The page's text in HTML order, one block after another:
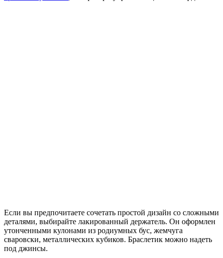
Если вы предпочитаете сочетать простой дизайн со сложными
деталями, выбирайте лакированный держатель. Он оформлен
утонченными кулонами из родиумных бус, жемчуга
сваровски, металлических кубиков. Браслетик можно надеть
под джинсы.